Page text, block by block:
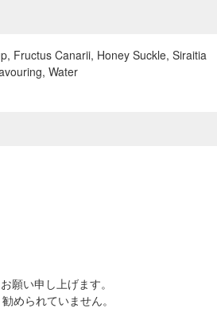
Fructus Canarii, Honey Suckle, Siraitia
Water
願い申し上げます。
められていません。